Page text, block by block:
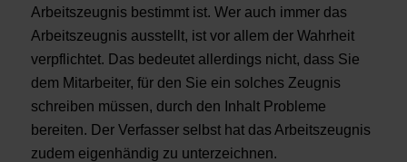
Arbeitszeugnis bestimmt ist. Wer auch immer das
Arbeitszeugnis ausstellt, ist vor allem der Wahrheit
verpflichtet. Das bedeutet allerdings nicht, dass Sie
dem Mitarbeiter, für den Sie ein solches Zeugnis
schreiben müssen, durch den Inhalt Probleme
bereiten. Der Verfasser selbst hat das Arbeitszeugnis
zudem eigenhändig zu unterzeichnen.